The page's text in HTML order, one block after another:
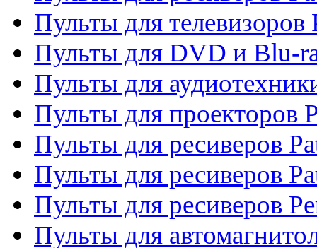
Пульты для телевизоров
Пульты для DVD и Blu-
Пульты для
Пульты для проекторов
Пульты для ресиверов
Пульты для ресиверов
Пульты для ресиверов
Пульты для